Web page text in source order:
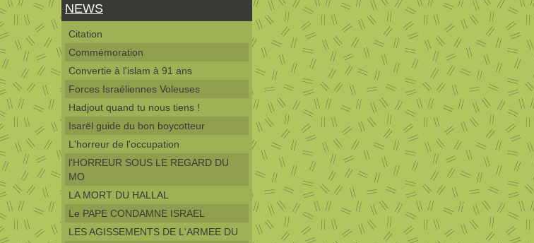
NEWS
Citation
Commémoration
Convertie à l'islam à 91 ans
Forces Israéliennes Voleuses
Hadjout quand tu nous tiens !
Isarël guide du bon boycotteur
L'horreur de l'occupation
l'HORREUR SOUS LE REGARD DU
MO
LA MORT DU HALLAL
Le PAPE CONDAMNE ISRAEL
LES AGISSEMENTS DE L'ARMEE DU